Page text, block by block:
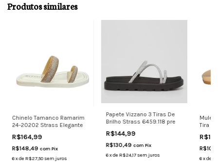
Produtos similares
Chinelo Tamanco Ramarim
24-20202 Strass Elegante
R$164,99
R$148,49 com Pix
6xdeR$27,50sem juros
Papete Vizzano 3 Tiras De
Brilho Strass 6459.118 pre
R$144,99
R$130,49 com Pix
6xdeR$24,17 sem juros
Mule
Tira
6xde